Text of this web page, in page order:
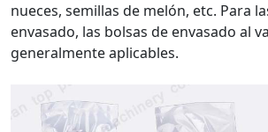
nueces, semillas de melón, etc. Para
envasado, las bolsas de envasado al
generalmente aplicables.